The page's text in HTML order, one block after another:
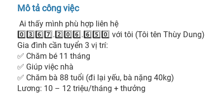
Mô tả công việc
0️⃣3️⃣6️⃣7️⃣.2️⃣0️⃣6️⃣.6️⃣5️⃣0️⃣ với tôi (Tôi tên Thùy Dung)
Gia đình cần tuyển 3 vị trí:
✅ Chăm bé 11 tháng
✅ Giúp việc nhà
✅ Chăm bà 88 tuổi (đi lại yếu, bà nặng 40kg)
Lương: 10 – 12 triệu/tháng + thưởng